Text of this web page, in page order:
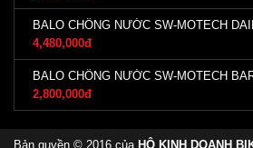
BALO CHỐNG NƯỚC SW-MOTECH
4,480,000đ
BALO CHỐNG NƯỚC SW-MOTECH
2,800,000đ
Bản quyền © 2016 của HỘ KINH DOANH